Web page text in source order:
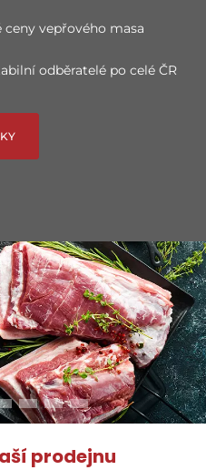
vepřového masa
odběratelé po celé ČR
prodejnu